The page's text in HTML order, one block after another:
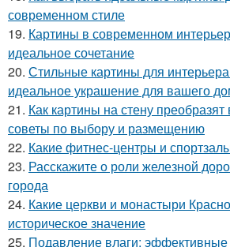
современном стиле
19. Картины в современном
идеальное сочетание
20. Стильные картины для
идеальное украшение для вашего
21. Как картины на стену
советы по выбору и размещению
22. Какие фитнес-центры и
23. Расскажите о роли железной
города
24. Какие церкви и монастыри
историческое значение
25. Подавление влаги: